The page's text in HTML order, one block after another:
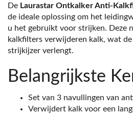
De Laurastar Ontkalker Anti-
de ideale oplossing om het
u het gebruikt voor strijken. Deze
kalkfilters verwijderen kalk, wat
strijkijzer verlengt.
Belangrijkste
Set van 3 navullingen van
Verwijdert kalk voor een